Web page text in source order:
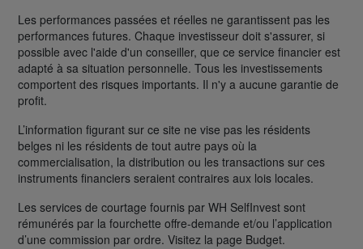
Les performances passées et réelles ne garantissent pas les
performances futures. Chaque investisseur doit s'assurer, si
possible avec l'aide d'un conseiller, que ce service financier est
adapté à sa situation personnelle. Tous les investissements
comportent des risques importants. Il n'y a aucune garantie de
profit.
L’information figurant sur ce site ne vise pas les résidents
belges ni les résidents de tout autre pays où la
commercialisation, la distribution ou les transactions sur ces
instruments financiers seraient contraires aux lois locales.
Les services de courtage fournis par WH SelfInvest sont
rémunérés par la fourchette offre-demande et/ou l’application
d’une commission par ordre. Visitez la page Budget.